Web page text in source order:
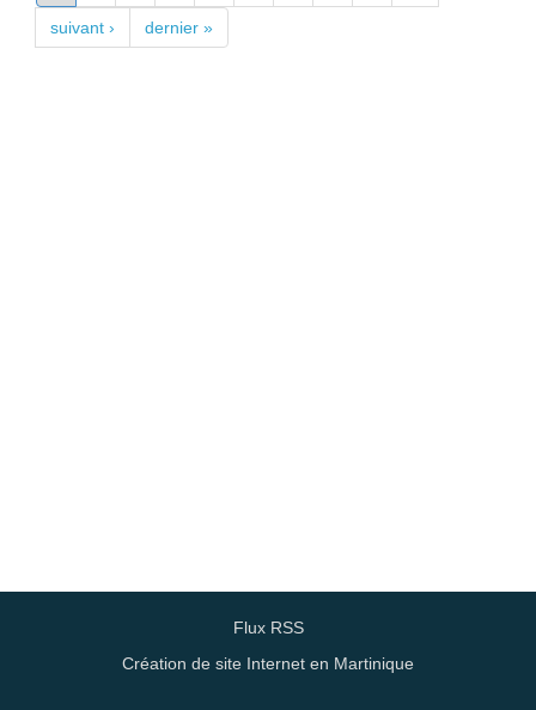
suivant › dernier »
Flux RSS
Création de site Internet en Martinique